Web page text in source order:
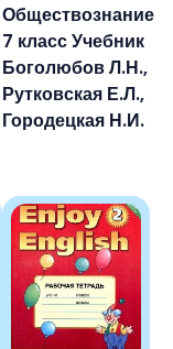
Обществознание
7 класс Учебник
Боголюбов Л.Н.,
Рутковская Е.Л.,
Городецкая Н.И.